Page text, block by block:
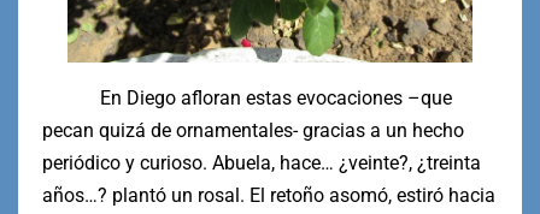
En Diego afloran estas evocaciones –que
pecan quizá de ornamentales- gracias a un hecho
periódico y curioso. Abuela, hace… ¿veinte?, ¿treinta
años…? plantó un rosal. El retoño asomó, estiró hacia